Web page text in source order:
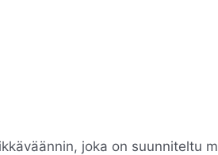
joka on suunniteltu